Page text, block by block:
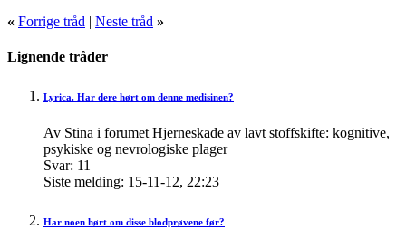
« Forrige tråd | Neste tråd »
Lignende tråder
Lyrica. Har dere hørt om denne medisinen?
Av Stina i forumet Hjerneskade av lavt stoffskifte: kognitive,
psykiske og nevrologiske plager
Svar: 11
Siste melding: 15-11-12, 22:23
Har noen hørt om disse blodprøvene før?